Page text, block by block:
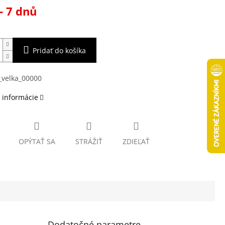
7 dnů
Pridať do košíka
informácie
OPÝTAŤ SA STRÁŽIŤ ZDIEĽAŤ